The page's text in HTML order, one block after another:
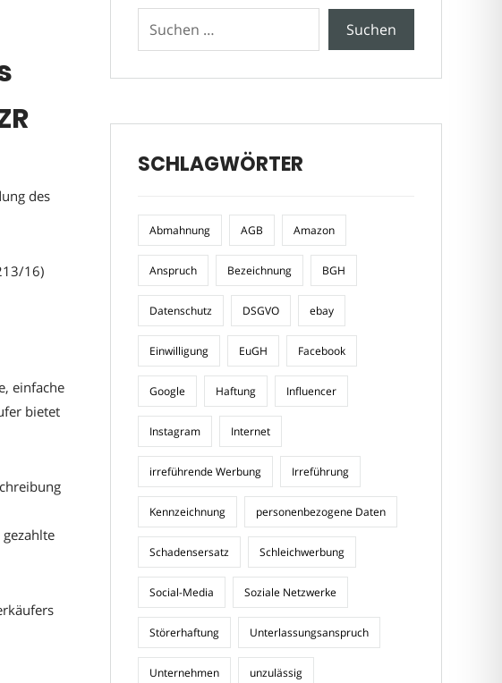
des
16)
einfache
bietet
SCHLAGWÖRTER
Abmahnung AGB Amazon
Anspruch Bezeichnung BGH
Datenschutz DSGVO ebay
Einwilligung EuGH Facebook
Google Haftung Influencer
Instagram Internet
irreführende Werbung Irreführung
Kennzeichnung personenbezogene Daten
Schadensersatz Schleichwerbung
Social-Media Soziale Netzwerke
Störerhaftung Unterlassungsanspruch
Unternehmen unzulässig